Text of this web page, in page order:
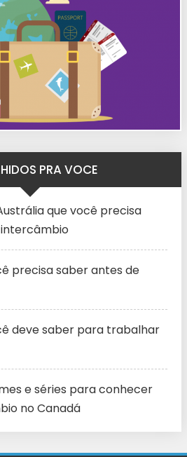
PRA VOCE
que você precisa
precisa saber antes de
deve saber para trabalhar
e séries para conhecer
no Canadá